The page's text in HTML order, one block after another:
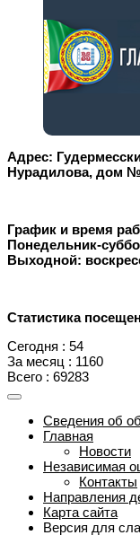
Адрес:
Нурадилова, дом
График и время
Понедельник-
Выходной:
Статистика
Сегодня : 54
За месяц : 1160
Всего : 69283
Сведения об
Главная
Новости
Независимая
Контакты
Направления
Карта сайта
Версия для